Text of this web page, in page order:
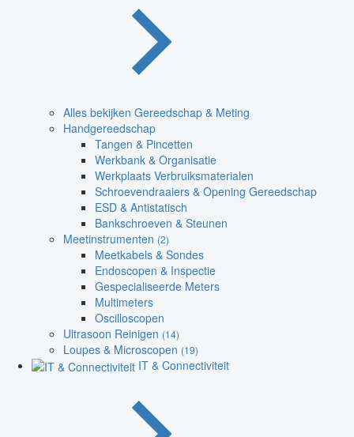
Alles bekijken Gereedschap & Meting
Handgereedschap
Tangen & Pincetten
Werkbank & Organisatie
Werkplaats Verbruiksmaterialen
Schroevendraaiers & Opening Gereedschap
ESD & Antistatisch
Bankschroeven & Steunen
Meetinstrumenten (2)
Meetkabels & Sondes
Endoscopen & Inspectie
Gespecialiseerde Meters
Multimeters
Oscilloscopen
Ultrasoon Reinigen (14)
Loupes & Microscopen (19)
IT & Connectiviteit